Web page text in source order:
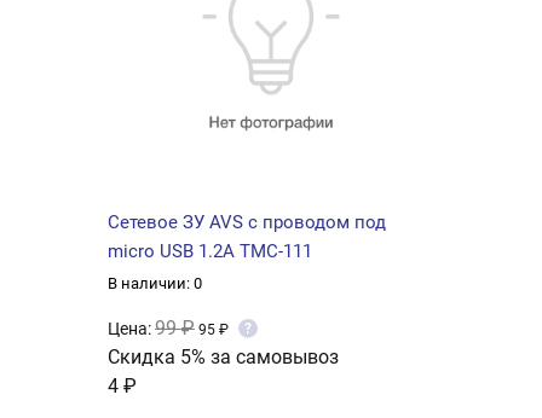
Сетевое ЗУ AVS с проводом под
micro USB 1.2A TMC-111
В наличии: 0
Цена:99 ₽ 95 ₽ ?
Скидка 5% за самовывоз
4 ₽